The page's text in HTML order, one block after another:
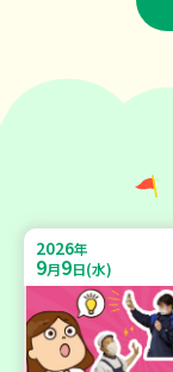
2026年
9月9日(水)